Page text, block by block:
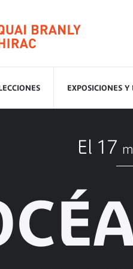
EXPOSICIONES Y
El 17